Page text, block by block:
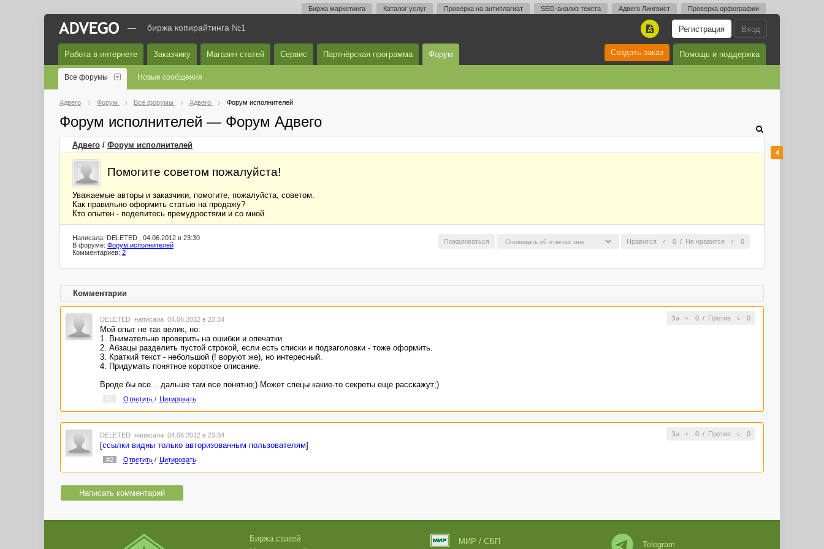
Биржа маркетинга Каталог услуг Проверка на антиплагиат SEO-анализ текста Адвего Лингвист Проверка орфографии
Вход
Регистрация
A
— биржа копирайтинга №1
Работа в интернете Заказчику Магазин статей Сервис Партнёрская программа Форум Помощь и поддержка
Создать заказ
Все форумы Новые сообщения
Адвего Форум Все форумы Адвего Форум исполнителей
Форум исполнителей — Форум Адвего
Адвего / Форум исполнителей
Помогите советом пожалуйста!
Уважаемые авторы и заказчики, помогите, пожалуйста, советом.
Как правильно оформить статью на продажу?
Кто опытен - поделитесь премудростями и со мной.
Нравится 0 / Не нравится 0
Пожаловаться
Написала: DELETED , 04.06.2012 в 23:30
В форуме: Форум исполнителей
Комментариев: 2
Комментарии
За 0/ Против 0
DELETED написала 04.06.2012 в 23:34
Мой опыт не так велик, но:
1. Внимательно проверить на ошибки и опечатки.
2. Абзацы разделить пустой строкой, если есть списки и подзаголовки - тоже оформить.
3. Краткий текст - небольшой (! воруют же), но интересный.
4. Придумать понятное короткое описание.
Вроде бы все... дальше там все понятно;) Может спецы какие-то секреты еще расскажут;)
Ответить/ Цитировать
За 0/ Против 0
DELETED написала 04.06.2012 в 23:34
[ссылки видны только авторизованным пользователям]
#2 Ответить/ Цитировать
Написать комментарий
Биржа статей
МИР / СБП Telegram